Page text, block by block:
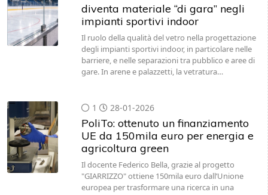
diventa materiale “di gara” negli
impianti sportivi indoor
Il ruolo della qualità del vetro nella progettazione
degli impianti sportivi indoor, in particolare nelle
barriere, e nelle separazioni tra pubblico e aree di
gare. In arene e palazzetti, la vetratura…
1 28-01-2026
PoliTo: ottenuto un finanziamento
UE da 150mila euro per energia e
agricoltura green
Il docente Federico Bella, grazie al progetto
"GIARRIZZO" ottiene 150mila euro dall’Unione
europea per trasformare una ricerca in una